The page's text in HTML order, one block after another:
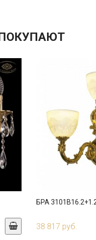
БРА
38 817 руб.